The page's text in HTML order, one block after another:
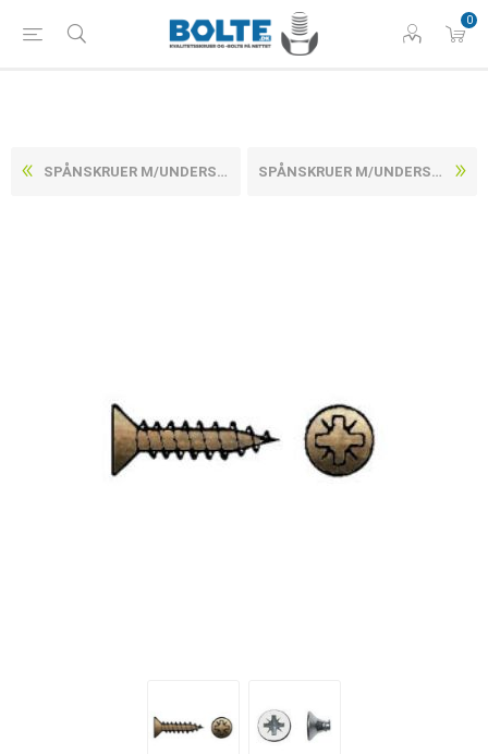
0
SPÅNSKRUER M/UNDERSÆNKET POZIDRIV Z GULFORZINKET STÅL CE/EN 14592 5X35-Z (500 STK) SPÅNSKRUER M/UNDERSÆNKET POZIDRIV Z GULFORZINKET STÅL CE/EN 14592 5X45-Z (500 STK)